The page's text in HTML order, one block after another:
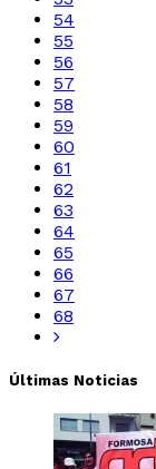
54
55
56
57
58
59
60
61
62
63
64
65
66
67
68
Últimas Noticias